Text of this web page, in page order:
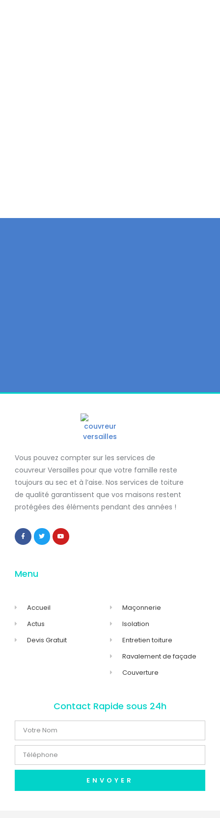
Vous pouvez compter sur les services de
couvreur Versailles pour que votre famille reste
toujours au sec et à l’aise. Nos services de toiture
de qualité garantissent que vos maisons restent
protégées des éléments pendant des années !
Menu
Accueil
Actus
Devis Gratuit
Maçonnerie
Isolation
Entretien toiture
Ravalement de façade
Couverture
Contact Rapide sous 24h
ENVOYER